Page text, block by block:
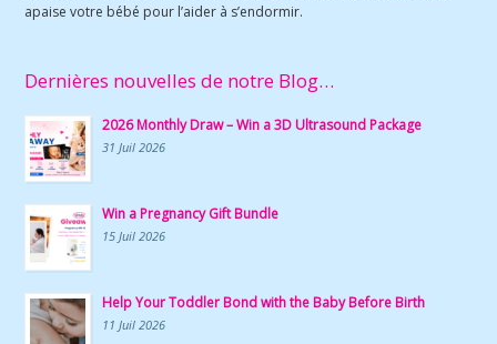
apaise votre bébé pour l’aider à s’endormir.
Dernières nouvelles de notre Blog…
2026 Monthly Draw – Win a 3D Ultrasound Package
31 Juil 2026
Win a Pregnancy Gift Bundle
15 Juil 2026
Help Your Toddler Bond with the Baby Before Birth
11 Juil 2026